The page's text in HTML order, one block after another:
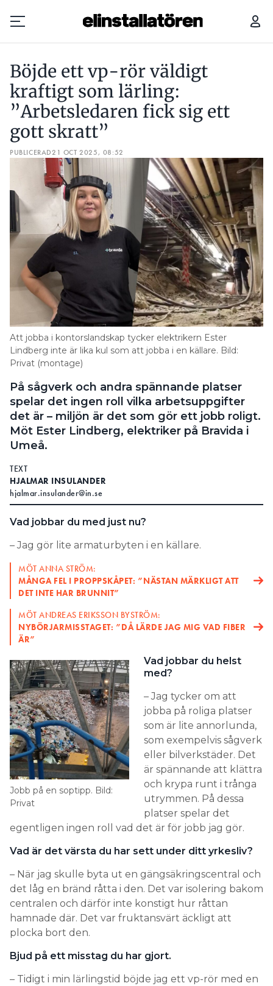
Prenumerera
Hantera prenumeration
Lediga jobb
Annonsera
Läs E-tidningen
Om tidningen
Kontakt
Personuppgifter
Search for:
SEARCH
Böjde ett vp-rör väldigt
kraftigt som lärling:
”Arbetsledaren fick sig ett
gott skratt”
PUBLICERAD21 OCT 2025, 08:52
Att jobba i kontorslandskap tycker elektrikern Ester
Lindberg inte är lika kul som att jobba i en källare. Bild:
Privat (montage)
På sågverk och andra spännande platser
spelar det ingen roll vilka arbetsuppgifter
det är – miljön är det som gör ett jobb roligt.
Möt Ester Lindberg, elektriker på Bravida i
Umeå.
TEXT
HJALMAR INSULANDER
hjalmar.insulander@in.se
Vad jobbar du med just nu?
– Jag gör lite armaturbyten i en källare.
MÖT ANNA STRÖM:
MÅNGA FEL I PROPPSKÅPET: ”NÄSTAN MÄRKLIGT ATT
DET INTE HAR BRUNNIT”
MÖT ANDREAS ERIKSSON BYSTRÖM:
NYBÖRJARMISSTAGET: ”DÅ LÄRDE JAG MIG VAD FIBER
ÄR”
Jobb på en soptipp. Bild:
Privat
Vad jobbar du helst
med?
– Jag tycker om att
jobba på roliga platser
som är lite annorlunda,
som exempelvis sågverk
eller bilverkstäder. Det
är spännande att klättra
och krypa runt i trånga
utrymmen. På dessa
platser spelar det
egentligen ingen roll vad det är för jobb jag gör.
Vad är det värsta du har sett under ditt yrkesliv?
– När jag skulle byta ut en gängsäkringscentral och
det låg en bränd råtta i den. Det var isolering bakom
centralen och därför inte konstigt hur råttan
hamnade där. Det var fruktansvärt äckligt att
plocka bort den.
Bjud på ett misstag du har gjort.
– Tidigt i min lärlingstid böjde jag ett vp-rör med en